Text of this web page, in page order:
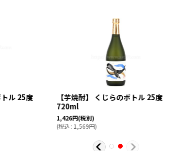
トル 25度
【芋焼酎】 くじらのボトル 25度
720ml
1,426円(税別)
(税込: 1,569円)